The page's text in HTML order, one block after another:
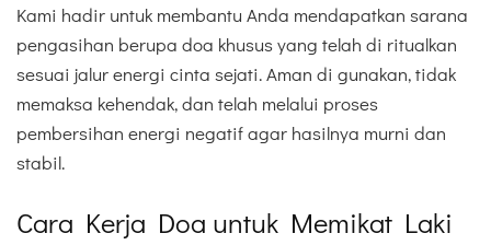
Kami hadir untuk membantu Anda mendapatkan sarana
pengasihan berupa doa khusus yang telah di ritualkan
sesuai jalur energi cinta sejati. Aman di gunakan, tidak
memaksa kehendak, dan telah melalui proses
pembersihan energi negatif agar hasilnya murni dan
stabil.
Cara Kerja Doa untuk Memikat Laki